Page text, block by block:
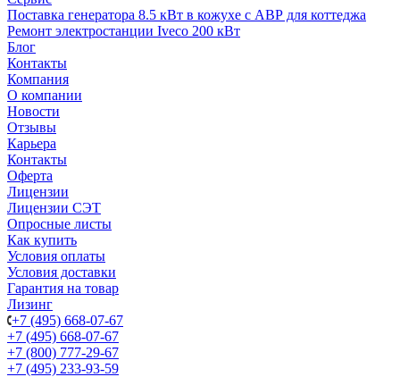
Поставка генератора 8.5 кВт в кожухе с АВР для коттеджа
Ремонт электростанции Iveco 200 кВт
Блог
Контакты
Компания
О компании
Новости
Отзывы
Карьера
Контакты
Оферта
Лицензии
Лицензии СЭТ
Опросные листы
Как купить
Условия оплаты
Условия доставки
Гарантия на товар
Лизинг
+7 (495) 668-07-67
+7 (495) 668-07-67
+7 (800) 777-29-67
+7 (495) 233-93-59